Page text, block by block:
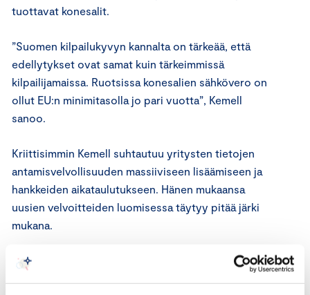
tuottavat konesalit.
”Suomen kilpailukyvyn kannalta on tärkeää, että
edellytykset ovat samat kuin tärkeimmissä
kilpailijamaissa. Ruotsissa konesalien sähkövero on
ollut EU:n minimitasolla jo pari vuotta”, Kemell
sanoo.
Kriittisimmin Kemell suhtautuu yritysten tietojen
antamisvelvollisuuden massiiviseen lisäämiseen ja
hankkeiden aikataulutukseen. Hänen mukaansa
uusien velvoitteiden luomisessa täytyy pitää järki
mukana.
“Tämän ja viime vuoden aikana on otettu käyttöön